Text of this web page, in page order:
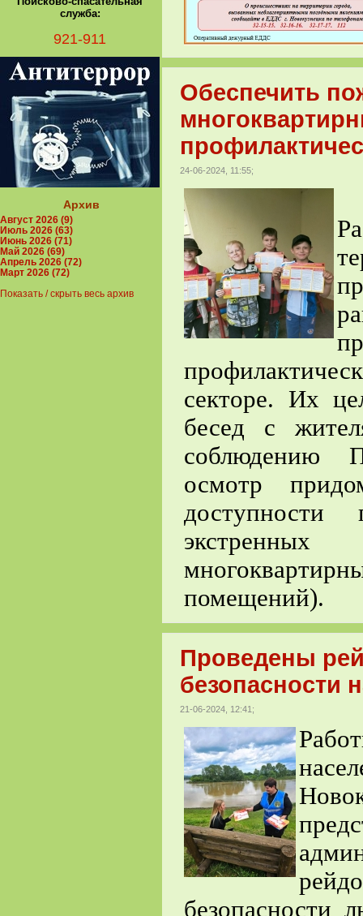
Обеспечить
24-06-2024, 11:55;
секторе. Их
бесед с
соблюдению
осмотр
доступности
помещений).
Проведены
безопасности
21-06-2024, 12:41;
безопасности
служба:
921-911
Архив
Август 2026 (9)
Июль 2026 (63)
Июнь 2026 (71)
Май 2026 (69)
Апрель 2026 (72)
Март 2026 (72)
Показать / скрыть весь архив